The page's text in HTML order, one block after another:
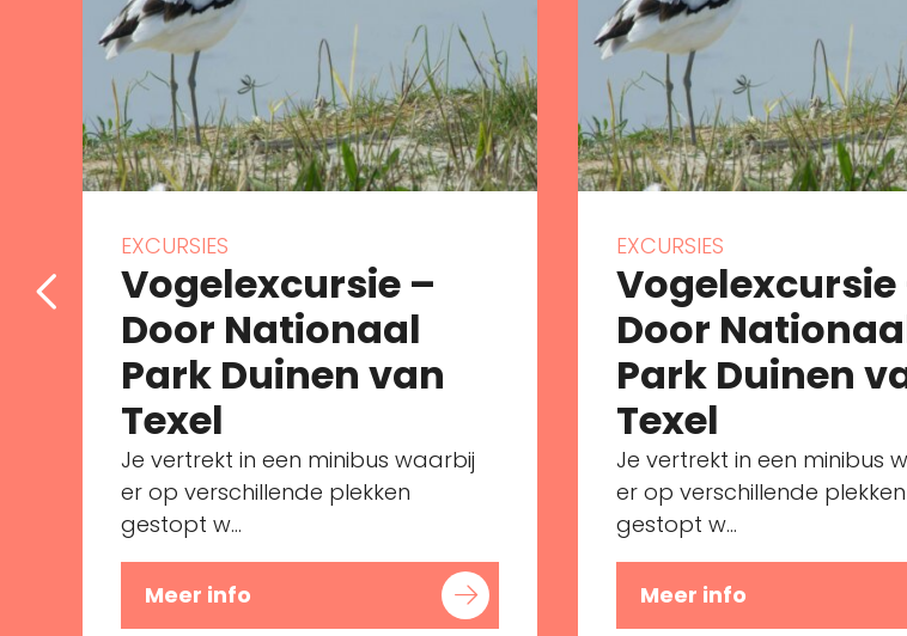
EXCURSIES
Vogelexcursie –
Door Nationaal
Park Duinen van
Texel
Je vertrekt in een minibus waarbij
er op verschillende plekken
gestopt w...
Meer info
EXCURSIES
Vogelexcursie
Door
Park Duinen
Texel
Je vertrekt in een minibus
er op verschillende plekken
gestopt w...
Meer info